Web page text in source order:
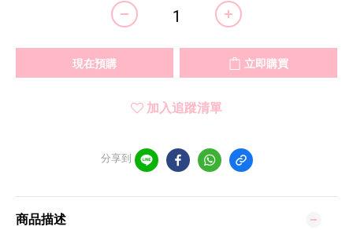
現在預購 立即購買
加入追蹤清單
分享到
商品描述